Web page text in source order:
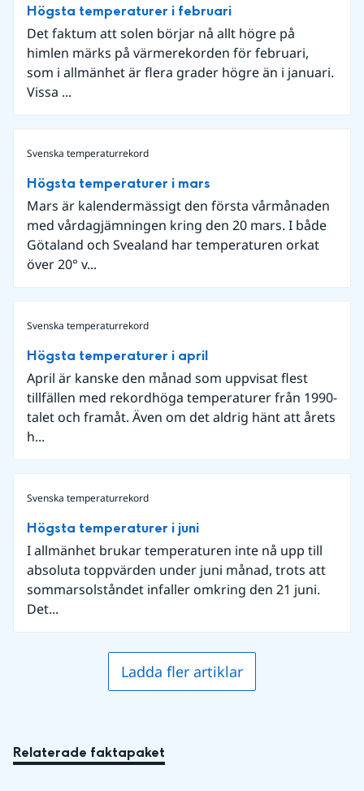
Högsta temperaturer i februari
Det faktum att solen börjar nå allt högre på
himlen märks på värmerekorden för februari,
som i allmänhet är flera grader högre än i januari.
Vissa ...
Svenska temperaturrekord
Högsta temperaturer i mars
Mars är kalendermässigt den första vårmånaden
med vårdagjämningen kring den 20 mars. I både
Götaland och Svealand har temperaturen orkat
över 20° v...
Svenska temperaturrekord
Högsta temperaturer i april
April är kanske den månad som uppvisat flest
tillfällen med rekordhöga temperaturer från 1990-
talet och framåt. Även om det aldrig hänt att årets
h...
Svenska temperaturrekord
Högsta temperaturer i juni
I allmänhet brukar temperaturen inte nå upp till
absoluta toppvärden under juni månad, trots att
sommarsolståndet infaller omkring den 21 juni.
Det...
Ladda fler artiklar
Relaterade faktapaket